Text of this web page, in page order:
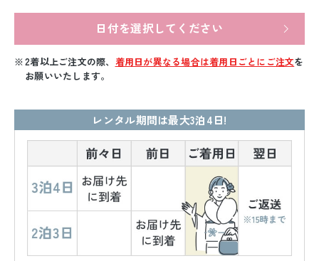
日付を選択してください
2着以上ご注文の際、 着用日が異なる場合は着用日ごとにご注文を
お願いいたします。
レンタル期間は最大3泊4日!